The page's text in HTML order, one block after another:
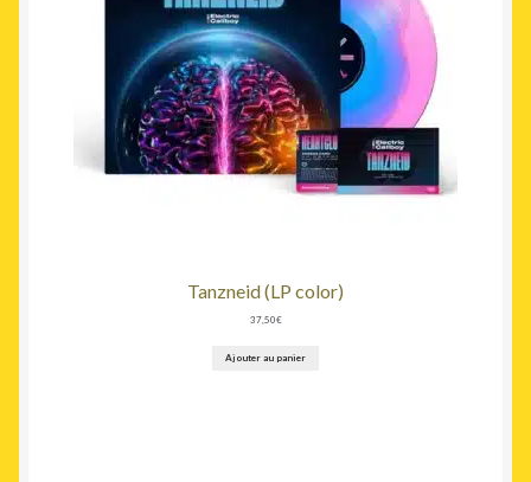
Tanzneid (LP color)
37,50€
Ajouter au panier